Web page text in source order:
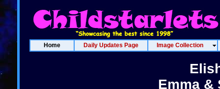
Home Daily Updates Page Image Collection
Emma &